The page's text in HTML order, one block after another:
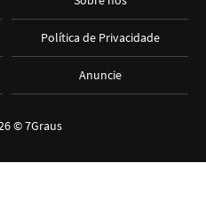
Política de Privacidade
Anuncie
©7Graus